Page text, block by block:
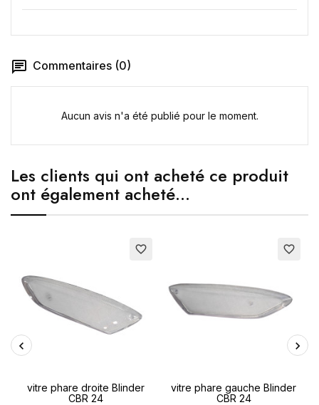
Commentaires (0)
Aucun avis n'a été publié pour le moment.
Les clients qui ont acheté ce produit
ont également acheté...
favorite_border
vitre phare droite Blinder
CBR 24
favorite_border
vitre phare gauche Blinder
CBR 24